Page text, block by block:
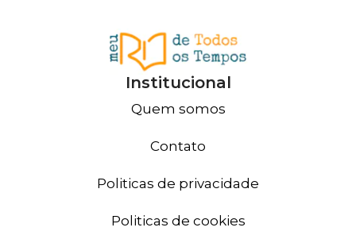
Institucional
Quem somos
Contato
Politicas de privacidade
Politicas de cookies